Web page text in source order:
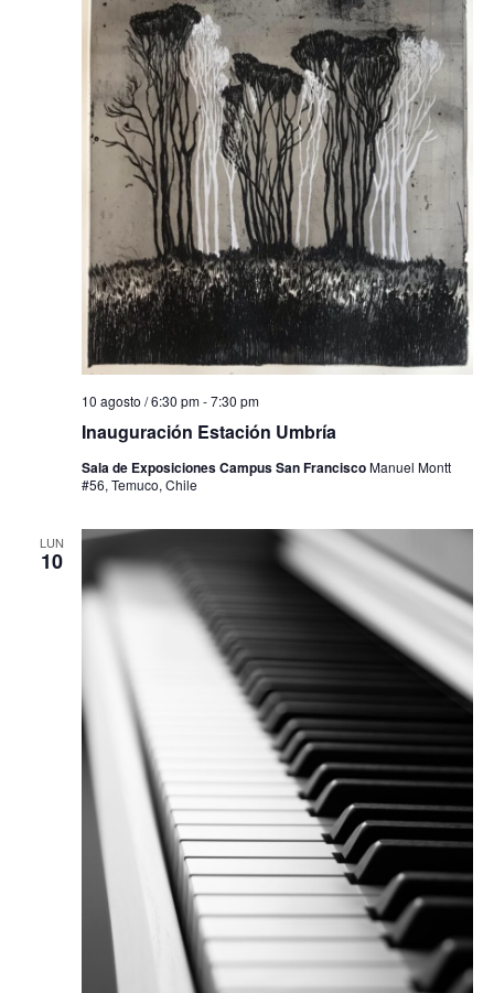
Inauguración Estación Umbría
10 agosto / 6:30 pm-7:30 pm
Sala de Exposiciones Campus San FranciscoManuel Montt
#56, Temuco, Chile
LUN
10